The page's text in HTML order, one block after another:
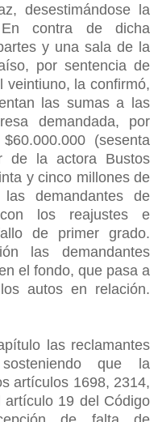
desestimándose la
contra de dicha
y una sala de la
por sentencia de
veintiuno, la confirmó,
las sumas a las
demandada, por
(sesenta
de la actora Bustos
y cinco millones de
demandantes de
los reajustes e
de primer grado.
las demandantes
el fondo, que pasa a
autos en relación.
las reclamantes
que la
artículos 1698, 2314,
19 del Código